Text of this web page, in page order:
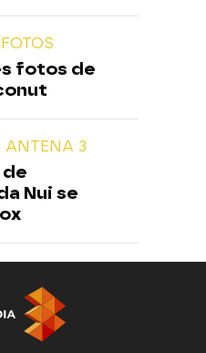
fotos de
ANTENA 3
de
Nui se